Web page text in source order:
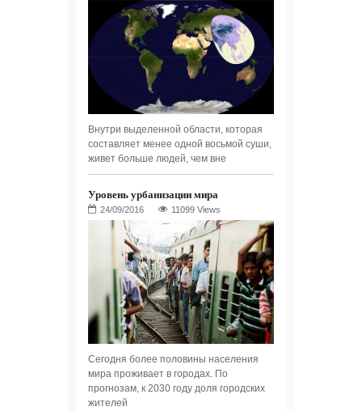
Внутри выделенной области, которая
составляет менее одной восьмой суши,
живет больше людей, чем вне
Уровень урбанизации мира
11099 Views
Сегодня более половины населения
мира проживает в городах. По
прогнозам, к 2030 году доля городских
жителей